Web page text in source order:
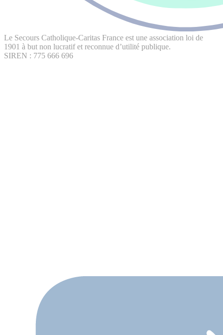
Le Secours Catholique-Caritas France est une association loi de
1901 à but non lucratif et reconnue d’utilité publique.
SIREN : 775 666 696